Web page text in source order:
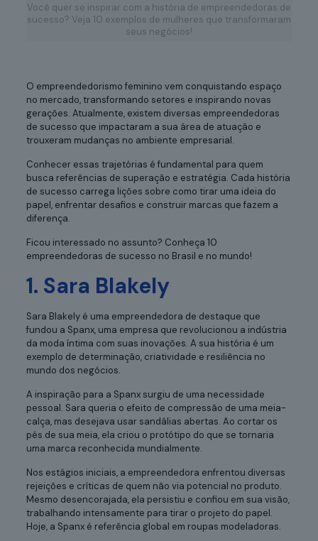
Você quer se inspirar com a história de empreendedoras de
sucesso? Veja 10 exemplos de mulheres que transformaram
seus negócios!
O empreendedorismo feminino vem conquistando espaço
no mercado, transformando setores e inspirando novas
gerações. Atualmente, existem diversas empreendedoras
de sucesso que impactaram a sua área de atuação e
trouxeram mudanças no ambiente empresarial.
Conhecer essas trajetórias é fundamental para quem
busca referências de superação e estratégia. Cada história
de sucesso carrega lições sobre como tirar uma ideia do
papel, enfrentar desafios e construir marcas que fazem a
diferença.
Ficou interessado no assunto? Conheça 10
empreendedoras de sucesso no Brasil e no mundo!
1. Sara Blakely
Sara Blakely é uma empreendedora de destaque que
fundou a Spanx, uma empresa que revolucionou a indústria
da moda íntima com suas inovações. A sua história é um
exemplo de determinação, criatividade e resiliência no
mundo dos negócios.
A inspiração para a Spanx surgiu de uma necessidade
pessoal. Sara queria o efeito de compressão de uma meia-
calça, mas desejava usar sandálias abertas. Ao cortar os
pés de sua meia, ela criou o protótipo do que se tornaria
uma marca reconhecida mundialmente.
Nos estágios iniciais, a empreendedora enfrentou diversas
rejeições e críticas de quem não via potencial no produto.
Mesmo desencorajada, ela persistiu e confiou em sua visão,
trabalhando intensamente para tirar o projeto do papel.
Hoje, a Spanx é referência global em roupas modeladoras.